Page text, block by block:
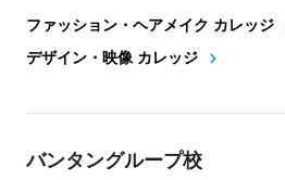
ファッション・ヘアメイク カレッジ
デザイン・映像 カレッジ
バンタングループ校